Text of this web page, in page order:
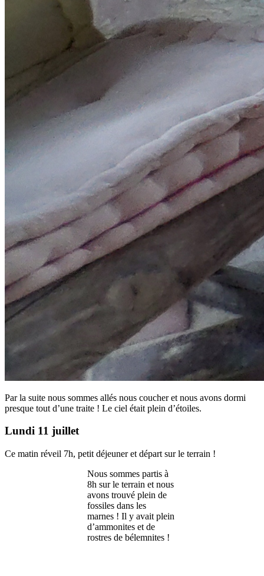
Par la suite nous sommes allés nous coucher et nous avons dormi
presque tout d’une traite ! Le ciel était plein d’étoiles.
Lundi 11 juillet
Ce matin réveil 7h, petit déjeuner et départ sur le terrain !
Nous sommes partis à
8h sur le terrain et nous
avons trouvé plein de
fossiles dans les
marnes ! Il y avait plein
d’ammonites et de
rostres de bélemnites !